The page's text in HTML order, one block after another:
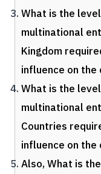
What is the
multinational
Kingdom
influence on
What is the
multinational
Countries
influence on
Also, What is